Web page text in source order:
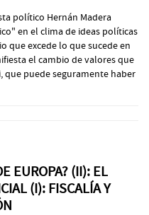
político Hernán Madera
en el clima de ideas políticas
que excede lo que sucede en
el cambio de valores que
que puede seguramente haber
EUROPA? (II): EL
(I): FISCALÍA Y